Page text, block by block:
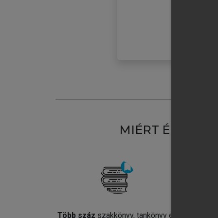
MIÉRT
Több száz szakkönyv, tankönyv és